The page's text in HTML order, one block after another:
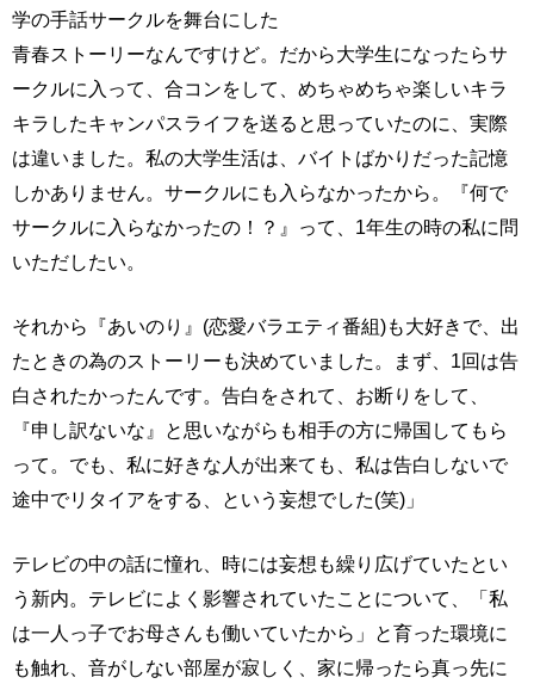
学の手話サークルを舞台にした
青春ストーリーなんですけど。だから大学生になったらサ
ークルに入って、合コンをして、めちゃめちゃ楽しいキラ
キラしたキャンパスライフを送ると思っていたのに、実際
は違いました。私の大学生活は、バイトばかりだった記憶
しかありません。サークルにも入らなかったから。『何で
サークルに入らなかったの！？』って、1年生の時の私に問
いただしたい。
それから『あいのり』(恋愛バラエティ番組)も大好きで、出
たときの為のストーリーも決めていました。まず、1回は告
白されたかったんです。告白をされて、お断りをして、
『申し訳ないな』と思いながらも相手の方に帰国してもら
って。でも、私に好きな人が出来ても、私は告白しないで
途中でリタイアをする、という妄想でした(笑)」
テレビの中の話に憧れ、時には妄想も繰り広げていたとい
う新内。テレビによく影響されていたことについて、「私
は一人っ子でお母さんも働いていたから」と育った環境に
も触れ、音がしない部屋が寂しく、家に帰ったら真っ先に